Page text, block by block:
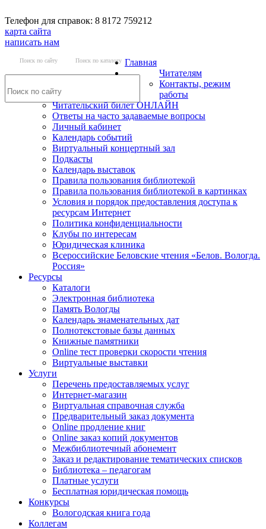
Телефон для справок: 8 8172 759212
карта сайта
написать нам
Поиск по сайту Поиск по каталогу Главная
Читателям
Контакты, режим
работы
Читательский билет ОНЛАЙН
Ответы на часто задаваемые вопросы
Личный кабинет
Календарь событий
Виртуальный концертный зал
Подкасты
Календарь выставок
Правила пользования библиотекой
Правила пользования библиотекой в картинках
Условия и порядок предоставления доступа к
ресурсам Интернет
Политика конфиденциальности
Клубы по интересам
Юридическая клиника
Всероссийские Беловские чтения «Белов. Вологда.
Россия»
Ресурсы
Каталоги
Электронная библиотека
Память Вологды
Календарь знаменательных дат
Полнотекстовые базы данных
Книжные памятники
Online тест проверки скорости чтения
Виртуальные выставки
Услуги
Перечень предоставляемых услуг
Интернет-магазин
Виртуальная справочная служба
Предварительный заказ документа
Online продление книг
Online заказ копий документов
Межбиблиотечный абонемент
Заказ и редактирование тематических списков
Библиотека – педагогам
Платные услуги
Бесплатная юридическая помощь
Конкурсы
Вологодская книга года
Коллегам